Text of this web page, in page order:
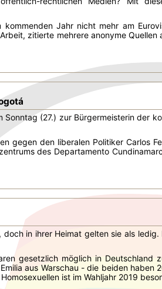
Jahr nicht mehr am
zitierte mehrere anonyme
Sonntag (27.) zur Bürgermeisterin der
gegen den liberalen Politiker Carlos
des Departamento
in ihrer Heimat gelten sie als
gesetzlich möglich in Deutschland
aus Warschau - die beiden
ist im Wahljahr 2019